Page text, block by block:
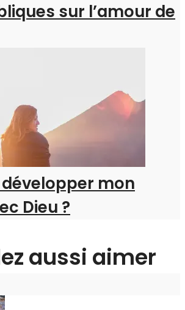
sur l’amour de
mon
Dieu ?
aussi aimer